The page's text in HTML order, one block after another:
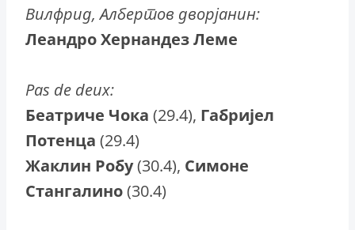
Вилфрид, Албертов дворјанин:
Леандро Хернандез Леме
Pas de deux:
Беатриче Чока (29.4), Габријел
Потенца (29.4)
Жаклин Робу(30.4), Симоне
Стангалино(30.4)